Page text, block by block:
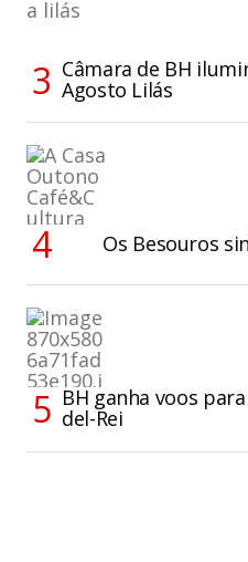
Câmara de BH
Agosto Lilás
Os Besouros
BH ganha voos
del-Rei